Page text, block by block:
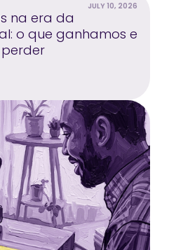
JULY 10, 2026
na era da
o que ganhamos e